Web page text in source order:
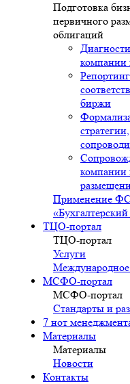
Подготовка
первичного
облигаций
компании
биржи
компании
Применение
ТЦО-портал
ТЦО-портал
Услуги
Международное
МСФО-портал
МСФО-портал
Стандарты и
7 нот
Материалы
Материалы
Новости
Контакты